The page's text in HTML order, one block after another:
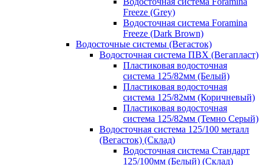
Freeze (Grey)
Водосточная система Foramina
Freeze (Dark Brown)
Водосточные системы (Вегасток)
Водосточная система ПВХ (Вегапласт)
Пластиковая водосточная
система 125/82мм (Белый)
Пластиковая водосточная
система 125/82мм (Коричневый)
Пластиковая водосточная
система 125/82мм (Темно Серый)
Водосточная система 125/100 металл
(Вегасток) (Склад)
Водосточная система Стандарт
125/100мм (Белый) (Склад)